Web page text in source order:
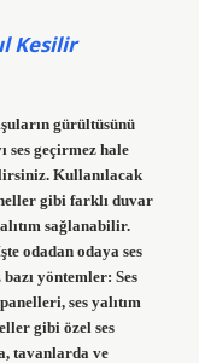
Kesilir
gürültüsünü
ses geçirmez hale
Kullanılacak
gibi farklı duvar
sağlanabilir.
odadan odaya ses
yöntemler: Ses
ses yalıtım
gibi özel ses
tavanlarda ve